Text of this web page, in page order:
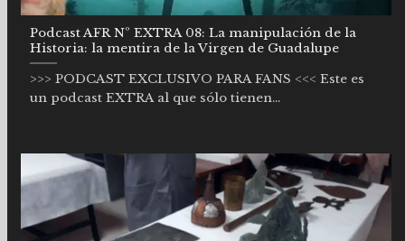
Podcast AFR Nº EXTRA 08: La manipulación de la
Historia: la mentira de la Virgen de Guadalupe
>>> PODCAST EXCLUSIVO PARA FANS <<< Este es
un podcast EXTRA al que sólo tienen...